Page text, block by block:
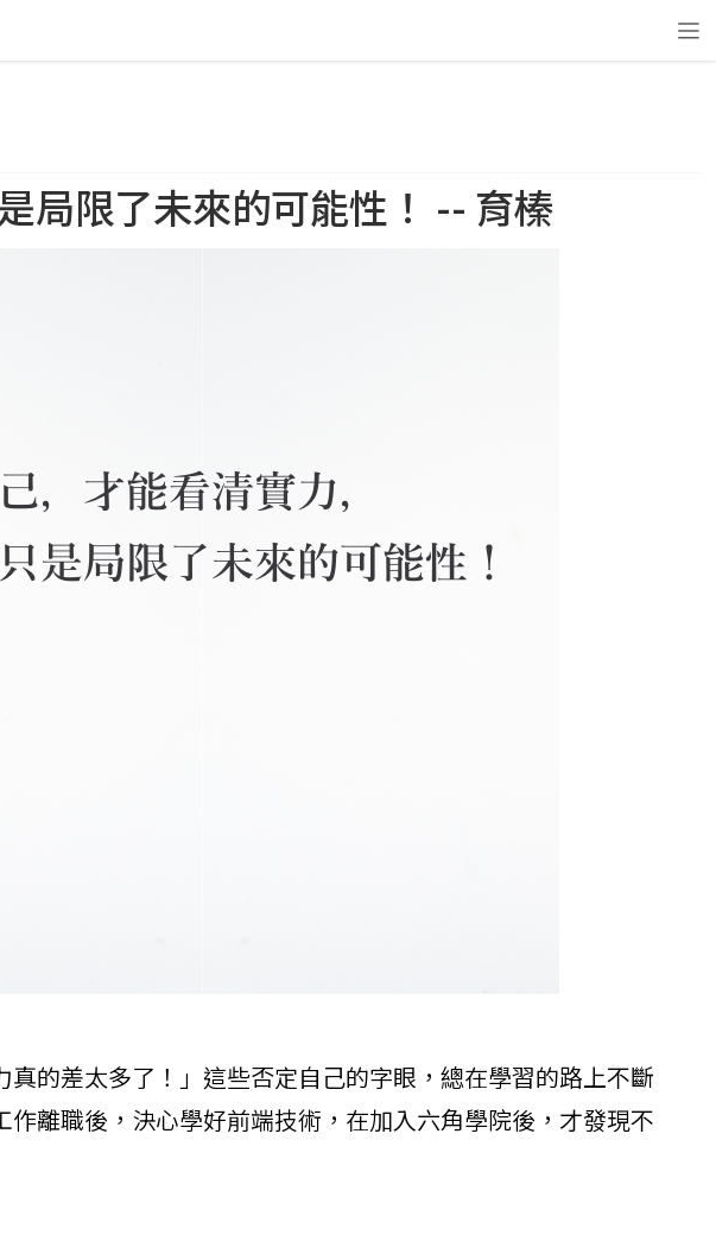
局限了未來的可能性！ -- 育榛
的差太多了！」這些否定自己的字眼，總在學習的路上不斷
離職後，決心學好前端技術，在加入六角學院後，才發現不